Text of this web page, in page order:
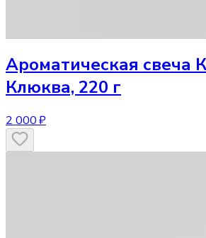
Ароматическая свеча
Клюква, 220 г
2 000 ₽